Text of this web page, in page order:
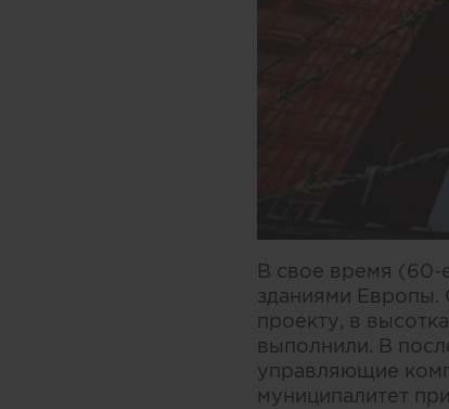
В свое время
зданиями
проекту, в
выполнили. В
управляющие
муниципалитет